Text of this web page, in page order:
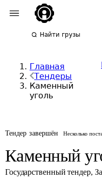
Найти грузы
Главная
Тендеры
Каменный
уголь
Тендер завершён Несколько
Каменный
Государственный тендер,